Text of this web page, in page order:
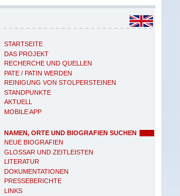
STARTSEITE
DAS PROJEKT
RECHERCHE UND QUELLEN
PATE / PATIN WERDEN
REINIGUNG VON STOLPERSTEINEN
STANDPUNKTE
AKTUELL
MOBILE APP
NAMEN, ORTE UND BIOGRAFIEN SUCHEN
NEUE BIOGRAFIEN
GLOSSAR UND ZEITLEISTEN
LITERATUR
DOKUMENTATIONEN
PRESSEBERICHTE
LINKS